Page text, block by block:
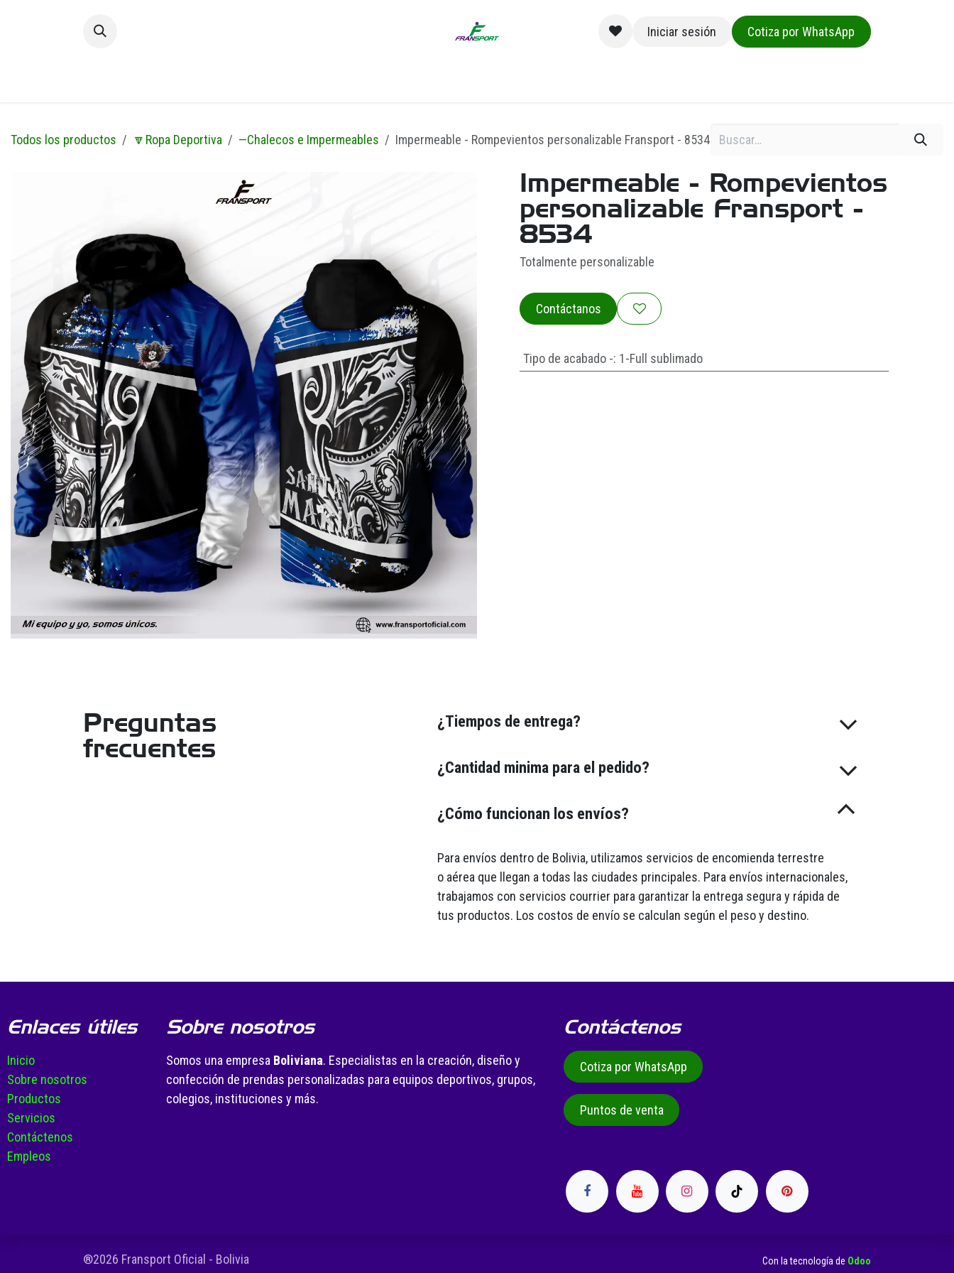
Iniciar sesión
Cotiza por WhatsApp
Todos los productos 🔽Ropa Deportiva —Chalecos e Impermeables Impermeable - Rompevientos personalizable Fransport - 8534
Impermeable - Rompevientos
personalizable Fransport -
8534
Totalmente personalizable
Contáctanos
Tipo de acabado -: 1-Full sublimado
Preguntas
frecuentes
¿Tiempos de entrega?
¿Cantidad minima para el pedido?
¿Cómo funcionan los envíos?
Para envíos dentro de Bolivia, utilizamos servicios de encomienda terrestre
o aérea que llegan a todas las ciudades principales. Para envíos internacionales,
trabajamos con servicios courrier para garantizar la entrega segura y rápida de
tus productos. Los costos de envío se calculan según el peso y destino.
Enlaces útiles
Inicio
Sobre nosotros
Productos
Servicios
Contáctenos
Empleos
Sobre nosotros
Somos una empresa Boliviana. Especialistas en la creación, diseño y
confección de prendas personalizadas para equipos deportivos, grupos,
colegios, instituciones y más.
Contáctenos
Cotiza por WhatsApp
Puntos de venta
®2026 Fransport Oficial - Bolivia Con la tecnología de Odoo